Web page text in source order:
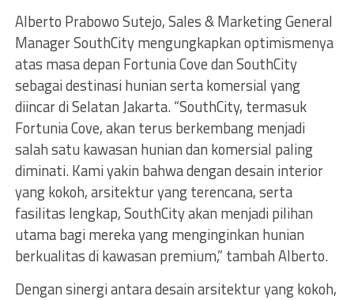
Alberto Prabowo Sutejo, Sales & Marketing General
Manager SouthCity mengungkapkan optimismenya
atas masa depan Fortunia Cove dan SouthCity
sebagai destinasi hunian serta komersial yang
diincar di Selatan Jakarta. “SouthCity, termasuk
Fortunia Cove, akan terus berkembang menjadi
salah satu kawasan hunian dan komersial paling
diminati. Kami yakin bahwa dengan desain interior
yang kokoh, arsitektur yang terencana, serta
fasilitas lengkap, SouthCity akan menjadi pilihan
utama bagi mereka yang menginginkan hunian
berkualitas di kawasan premium,” tambah Alberto.
Dengan sinergi antara desain arsitektur yang kokoh,